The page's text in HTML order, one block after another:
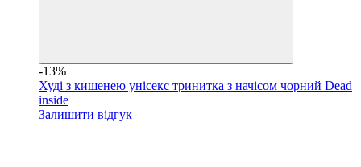
-13%
Худі з кишенею унісекс тринитка з начісом чорний Dead
inside
Залишити відгук